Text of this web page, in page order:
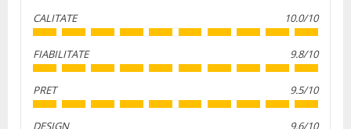
CALITATE 10.0/10
FIABILITATE 9.8/10
PRET 9.5/10
DESIGN 9.6/10